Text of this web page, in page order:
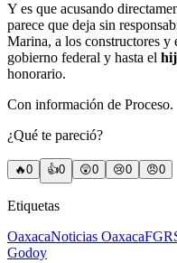
Y es que acusando
parece que deja sin
Marina, a los constructores y
gobierno federal y hasta el
honorario.
Con información de Proceso.
¿Qué te pareció?
🔥0 👍0 😲0 😢0 😠0
Etiquetas
OaxacaNoticias OaxacaFGR
Godoy